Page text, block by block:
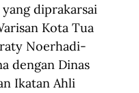
diprakarsai
Kota Tua
Noerhadi-
dengan Dinas
Ikatan Ahli